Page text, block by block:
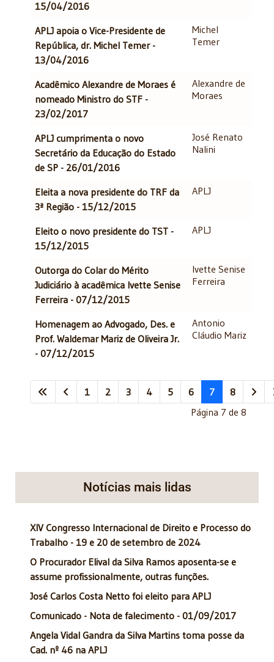
15/04/2016
APLJ apoia o Vice-Presidente de
República, dr. Michel Temer -
13/04/2016
Michel
Temer
Acadêmico Alexandre de Moraes é
nomeado Ministro do STF -
23/02/2017
Alexandre de
Moraes
APLJ cumprimenta o novo
Secretário da Educação do Estado
de SP - 26/01/2016
José Renato
Nalini
Eleita a nova presidente do TRF da
3ª Região - 15/12/2015
APLJ
Eleito o novo presidente do TST -
15/12/2015
APLJ
Outorga do Colar do Mérito
Judiciário à acadêmica Ivette Senise
Ferreira - 07/12/2015
Ivette Senise
Ferreira
Homenagem ao Advogado, Des. e
Prof. Waldemar Mariz de Oliveira Jr.
- 07/12/2015
Antonio
Cláudio Mariz
Página 7 de 8
1 2 3 4 5 6 7 8
Notícias mais lidas
XIV Congresso Internacional de Direito e Processo do
Trabalho - 19 e 20 de setembro de 2024
O Procurador Elival da Silva Ramos aposenta-se e
assume profissionalmente, outras funções.
José Carlos Costa Netto foi eleito para APLJ
Comunicado - Nota de falecimento - 01/09/2017
Angela Vidal Gandra da Silva Martins toma posse da
Cad. nº 46 na APLJ